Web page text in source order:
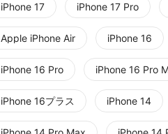
iPhone 17 iPhone 17 Pro
Apple iPhone Air iPhone 16
iPhone 16 Pro iPhone 16 Pro
iPhone 16プラス iPhone 14